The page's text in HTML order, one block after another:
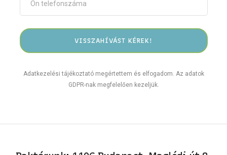
Adatkezelési tájékoztató megértettem és elfogadom. Az adatok
GDPR-nak megfelelően kezeljük.